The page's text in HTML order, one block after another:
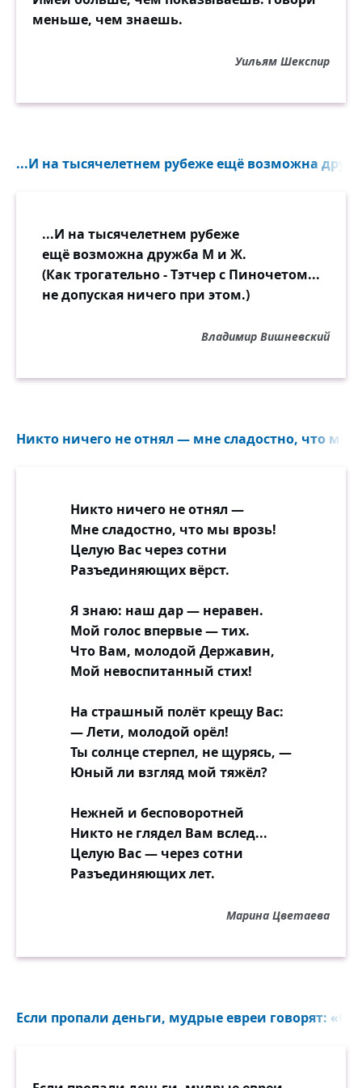
меньше, чем знаешь.
Уильям Шекспир
...И на тысячелетнем рубеже ещё возможна
...И на тысячелетнем рубеже
ещё возможна дружба М и Ж.
(Как трогательно - Тэтчер с Пиночетом...
не допуская ничего при этом.)
Владимир Вишневский
Никто ничего не отнял — мне сладостно, что мы
Никто ничего не отнял —
Мне сладостно, что мы врозь!
Целую Вас через сотни
Разъединяющих вёрст.
Я знаю: наш дар — неравен.
Мой голос впервые — тих.
Что Вам, молодой Державин,
Мой невоспитанный стих!
На страшный полёт крещу Вас:
— Лети, молодой орёл!
Ты солнце стерпел, не щурясь, —
Юный ли взгляд мой тяжёл?
Нежней и бесповоротней
Никто не глядел Вам вслед...
Целую Вас — через сотни
Разъединяющих лет.
Марина Цветаева
Если пропали деньги, мудрые евреи говорят: